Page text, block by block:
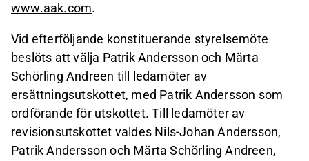
www.aak.com.
Vid efterföljande konstituerande styrelsemöte
beslöts att välja Patrik Andersson och Märta
Schörling Andreen till ledamöter av
ersättningsutskottet, med Patrik Andersson som
ordförande för utskottet. Till ledamöter av
revisionsutskottet valdes Nils-Johan Andersson,
Patrik Andersson och Märta Schörling Andreen,